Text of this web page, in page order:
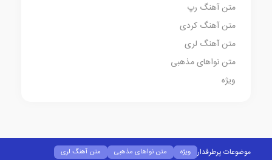
متن آهنگ رپ
متن آهنگ کردی
متن آهنگ لری
متن نواهای مذهبی
ویژه
موضوعات پرطرفدار ویژه متن نواهای مذهبی متن آهنگ لری